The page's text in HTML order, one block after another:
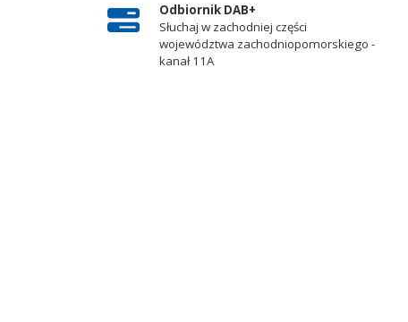
Odbiornik DAB+
Słuchaj w zachodniej części
województwa zachodniopomorskiego -
kanał 11A